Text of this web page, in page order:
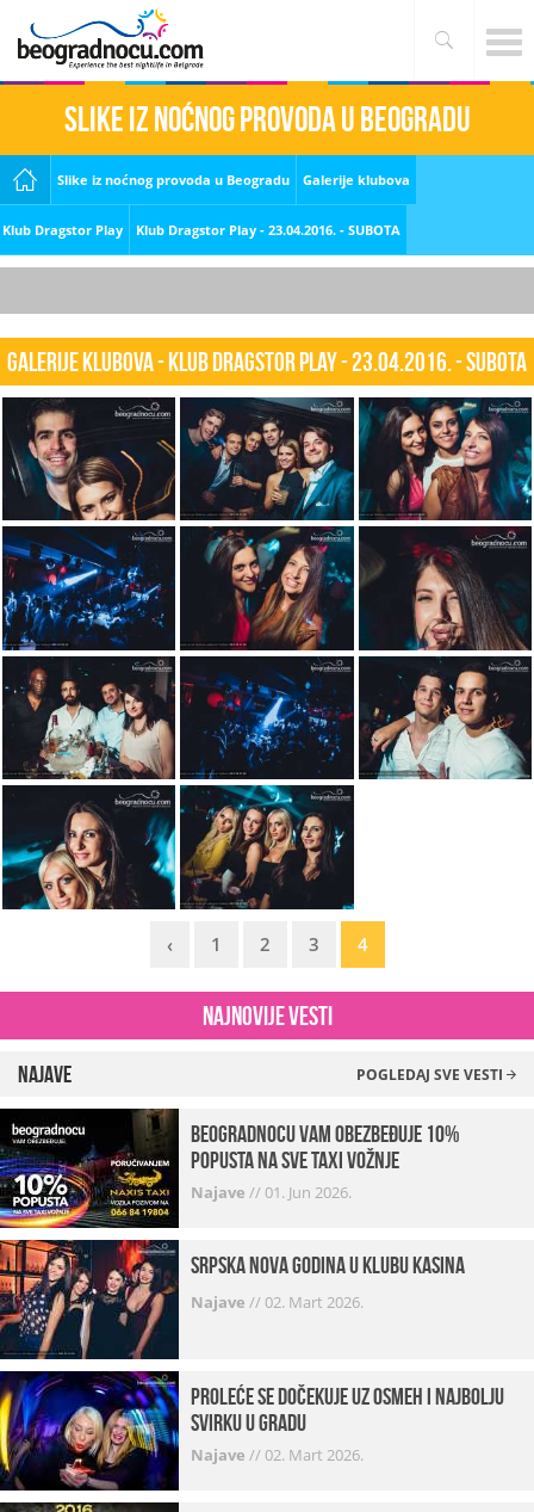
Slike iz noćnog provoda u Beogradu
Slike iz noćnog provoda u Beogradu Galerije klubova
Klub Dragstor Play Klub Dragstor Play - 23.04.2016. - SUBOTA
Galerije klubova - Klub Dragstor Play - 23.04.2016. - SUBOTA
‹ 1 2 3 4
Najnovije vesti
Najave POGLEDAJ SVE VESTI
beogradnocu vam obezbeđuje 10%
popusta na sve taxi vožnje
Najave //01. Jun 2026.
Srpska Nova godina u klubu Kasina
Najave //02. Mart 2026.
Proleće se dočekuje uz osmeh i najbolju
svirku u gradu
Najave //02. Mart 2026.